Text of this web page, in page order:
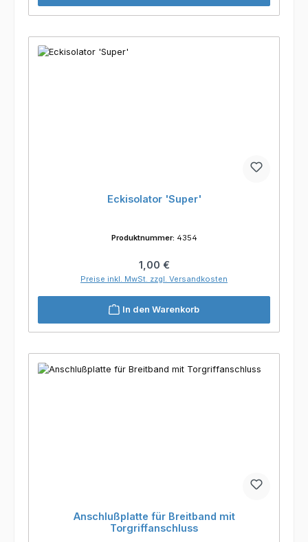
Eckisolator 'Super'
Produktnummer: 4354
Regulärer Preis:
1,00 €
Preise inkl. MwSt. zzgl. Versandkosten
In den Warenkorb
Anschlußplatte für Breitband mit
Torgriffanschluss